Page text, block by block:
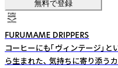
無料で登録
FURUMAME DRIPPERS
コーヒーにも「ヴィンテージ」
ら生まれた、 気持ちに寄り添う